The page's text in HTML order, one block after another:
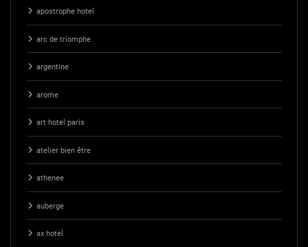
apostrophe hotel
arc de triomphe
argentine
arome
art hotel paris
atelier bien être
athenee
auberge
ax hotel